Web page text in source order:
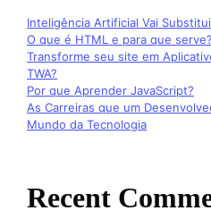
Inteligência Artificial Vai
O que é HTML e para que
Transforme seu site em
TWA?
Por que Aprender JavaScript?
As Carreiras que um
Mundo da Tecnologia
Recent